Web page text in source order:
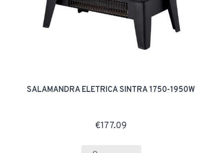
SALAMANDRA ELÉTRICA SINTRA 1750-1950W
€177.09